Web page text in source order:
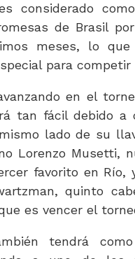
considerado
de Brasil
meses, lo
para competir
en el
tan fácil debido a
lado de su
Lorenzo Musetti,
favorito en Río,
quinto
es vencer el
tendrá